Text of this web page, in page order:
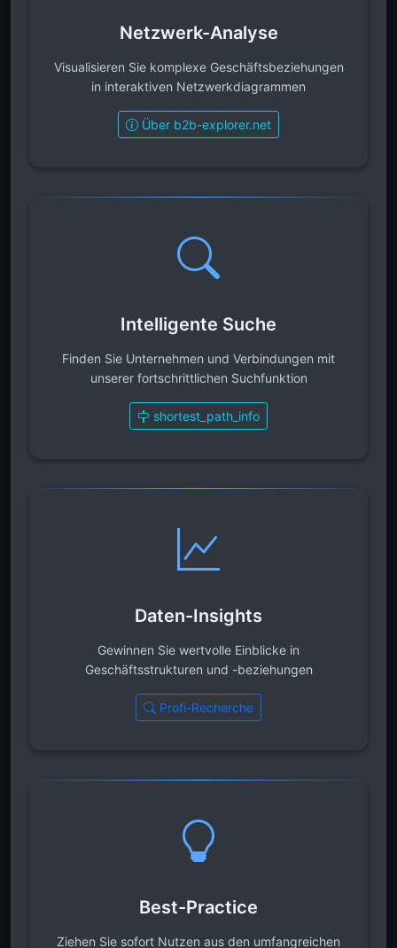
Netzwerk-Analyse
Visualisieren Sie komplexe Geschäftsbeziehungen
in interaktiven Netzwerkdiagrammen
Über b2b-explorer.net
Intelligente Suche
Finden Sie Unternehmen und Verbindungen mit
unserer fortschrittlichen Suchfunktion
shortest_path_info
Daten-Insights
Gewinnen Sie wertvolle Einblicke in
Geschäftsstrukturen und -beziehungen
Profi-Recherche
Best-Practice
Ziehen Sie sofort Nutzen aus den umfangreichen